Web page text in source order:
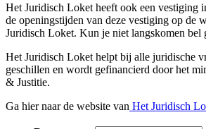
Het Juridisch Loket heeft ook een vestiging
de openingstijden van deze vestiging op de
Juridisch Loket. Kun je niet langskomen bel
Het Juridisch Loket helpt bij alle juridische
geschillen en wordt gefinancierd door het
& Justitie.
Ga hier naar de website van Het Juridisch